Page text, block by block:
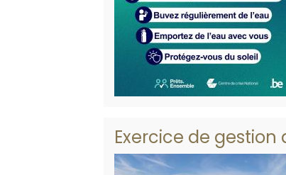
Exercice de gestion